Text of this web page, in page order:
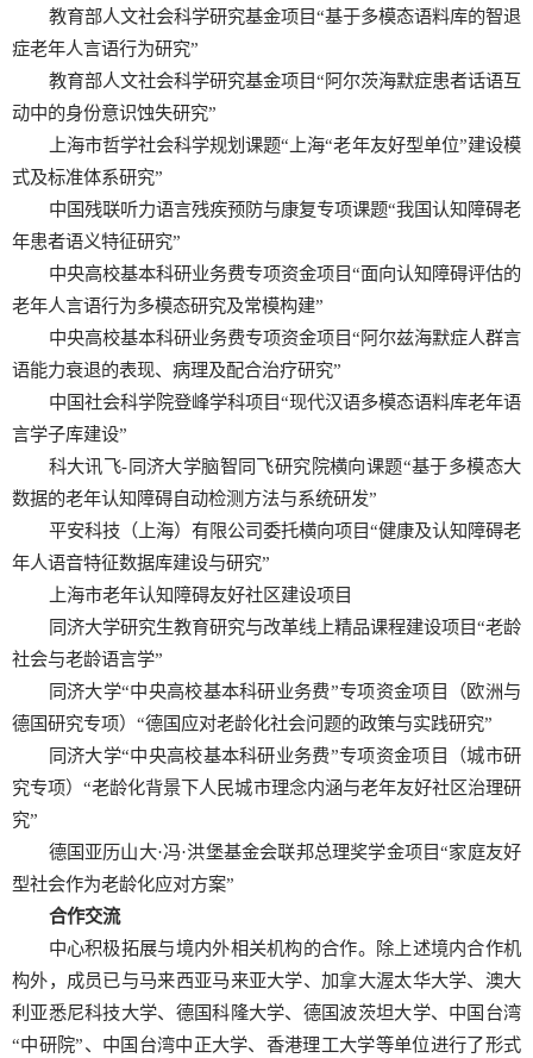
教育部人文社会科学研究基金项目“基于多模态语料库的智退
症老年人言语行为研究”
教育部人文社会科学研究基金项目“阿尔茨海默症患者话语互
动中的身份意识蚀失研究”
上海市哲学社会科学规划课题“上海“老年友好型单位”建设模
式及标准体系研究”
中国残联听力语言残疾预防与康复专项课题“我国认知障碍老
年患者语义特征研究”
中央高校基本科研业务费专项资金项目“面向认知障碍评估的
老年人言语行为多模态研究及常模构建”
中央高校基本科研业务费专项资金项目“阿尔兹海默症人群言
语能力衰退的表现、病理及配合治疗研究”
中国社会科学院登峰学科项目“现代汉语多模态语料库老年语
言学子库建设”
科大讯飞-同济大学脑智同飞研究院横向课题“基于多模态大
数据的老年认知障碍自动检测方法与系统研发”
平安科技（上海）有限公司委托横向项目“健康及认知障碍老
年人语音特征数据库建设与研究”
上海市老年认知障碍友好社区建设项目
同济大学研究生教育研究与改革线上精品课程建设项目“老龄
社会与老龄语言学”
同济大学“中央高校基本科研业务费”专项资金项目（欧洲与
德国研究专项）“德国应对老龄化社会问题的政策与实践研究”
同济大学“中央高校基本科研业务费”专项资金项目（城市研
究专项）“老龄化背景下人民城市理念内涵与老年友好社区治理研
究”
德国亚历山大·冯·洪堡基金会联邦总理奖学金项目“家庭友好
型社会作为老龄化应对方案”
合作交流
中心积极拓展与境内外相关机构的合作。除上述境内合作机
构外，成员已与马来西亚马来亚大学、加拿大渥太华大学、澳大
利亚悉尼科技大学、德国科隆大学、德国波茨坦大学、中国台湾
“中研院”、中国台湾中正大学、香港理工大学等单位进行了形式